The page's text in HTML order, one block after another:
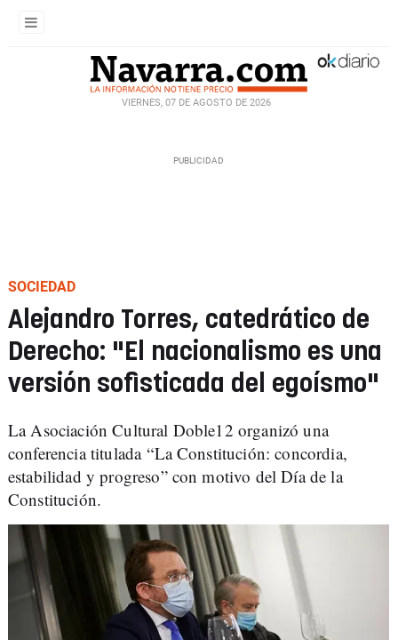
VIERNES, 07 DE AGOSTO DE 2026
SOCIEDAD
Alejandro Torres, catedrático de
Derecho: "El nacionalismo es una
versión sofisticada del egoísmo"
La Asociación Cultural Doble12 organizó una
conferencia titulada “La Constitución: concordia,
estabilidad y progreso” con motivo del Día de la
Constitución.